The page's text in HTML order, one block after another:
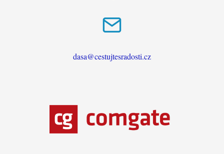
dasa@cestujtesradosti.cz